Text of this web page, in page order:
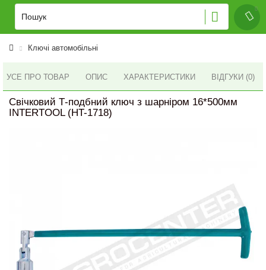
Ключі автомобільні
УСЕ ПРО ТОВАР ОПИС ХАРАКТЕРИСТИКИ ВІДГУКИ (0)
Свічковий Т-подбний ключ з шарніром 16*500мм
INTERTOOL (HT-1718)